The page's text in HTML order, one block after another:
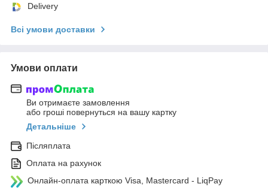
Delivery
Всі умови доставки
Умови оплати
Ви отримаєте замовлення
або гроші повернуться на вашу картку
Детальніше
Післяплата
Оплата на рахунок
Онлайн-оплата карткою Visa, Mastercard - LiqPay